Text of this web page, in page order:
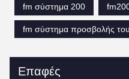
fm σύστημα 200
fm σύστημα προσβολής
Επαφές